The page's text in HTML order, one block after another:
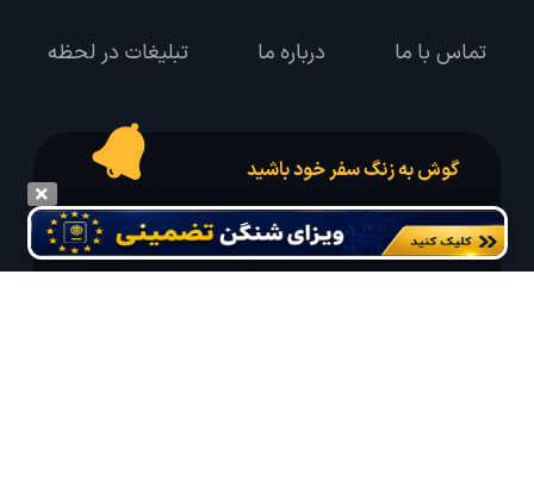
تماس با ما درباره ما تبلیغات در لحظه
گوش به زنگ سفر خود باشید
درخواست سفر خود را در مدت زمان دلخواه ثبت و پیامک بهترین آفر مربوط به تور
درخواستی خود را دریافت نمایید